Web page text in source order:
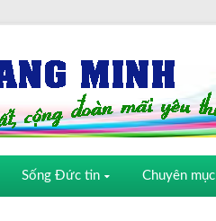
Sống Đức tin Chuyên mục